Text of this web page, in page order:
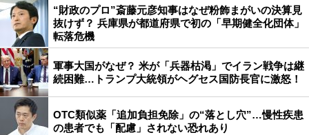
“財政のプロ”斎藤元彦知事はなぜ粉飾まがいの決算見
抜けず？ 兵庫県が都道府県で初の「早期健全化団体」
転落危機
軍事大国がなぜ？ 米が「兵器枯渇」でイラン戦争は継
続困難…トランプ大統領がヘグセス国防長官に激怒！
OTC類似薬「追加負担免除」の“落とし穴”…慢性疾患
の患者でも「配慮」されない恐れあり